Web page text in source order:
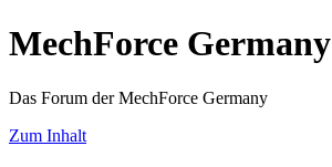
MechForce Germany
Das Forum der MechForce Germany
Zum Inhalt